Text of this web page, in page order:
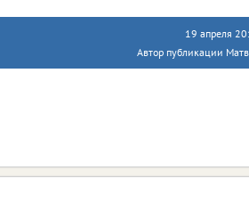
19 апреля
Автор публикации